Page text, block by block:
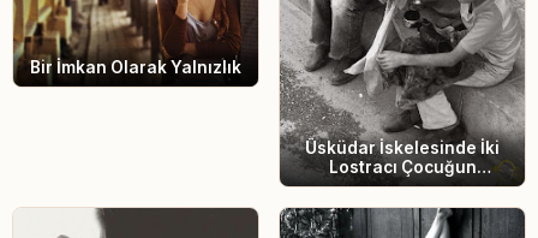
Bir İmkan Olarak Yalnızlık
Üsküdar İskelesinde İki
Lostracı Çocuğun
Konuşmasından